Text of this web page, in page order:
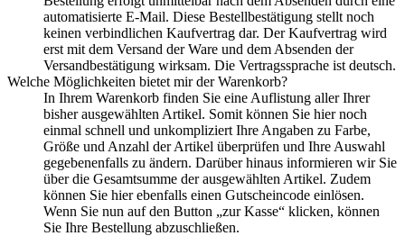
automatisierte E-Mail. Diese Bestellbestätigung stellt noch
keinen verbindlichen Kaufvertrag dar. Der Kaufvertrag wird
erst mit dem Versand der Ware und dem Absenden der
Versandbestätigung wirksam. Die Vertragssprache ist deutsch.
Welche Möglichkeiten bietet mir der Warenkorb?
In Ihrem Warenkorb finden Sie eine Auflistung aller Ihrer
bisher ausgewählten Artikel. Somit können Sie hier noch
einmal schnell und unkompliziert Ihre Angaben zu Farbe,
Größe und Anzahl der Artikel überprüfen und Ihre Auswahl
gegebenenfalls zu ändern. Darüber hinaus informieren wir Sie
über die Gesamtsumme der ausgewählten Artikel. Zudem
können Sie hier ebenfalls einen Gutscheincode einlösen.
Wenn Sie nun auf den Button „zur Kasse“ klicken, können
Sie Ihre Bestellung abzuschließen.